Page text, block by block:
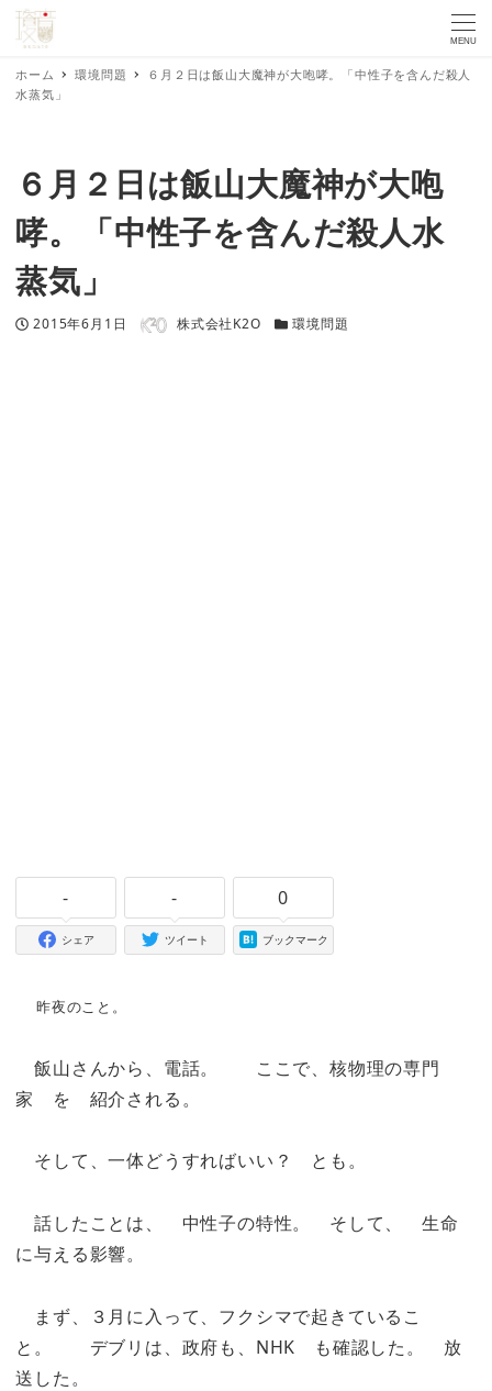
MENU
ホーム 環境問題
６月２日は飯山大魔神が大咆哮。「中性子を含んだ殺人
水蒸気」
６月２日は飯山大魔神が大咆
哮。「中性子を含んだ殺人水
蒸気」
投稿日
2015年6月1日 著者 株式会社K2O カテゴリー
環境問題
-
シェア
-
ツイート
0
ブックマーク
昨夜のこと。
飯山さんから、電話。 ここで、核物理の専門
家 を 紹介される。
そして、一体どうすればいい？ とも。
話したことは、 中性子の特性。 そして、 生命
に与える影響。
まず、３月に入って、フクシマで起きているこ
と。 デブリは、政府も、NHK も確認した。 放
送した。